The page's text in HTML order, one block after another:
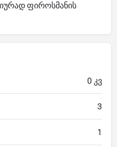
ფიროსმანის
0 კვ
3
1